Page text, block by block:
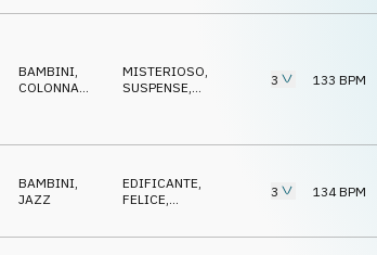
BAMBINI,
COLONNA
MISTERIOSO,
SUSPENSE,
3 133 BPM
BAMBINI,
JAZZ
EDIFICANTE,
FELICE,
3 134BPM